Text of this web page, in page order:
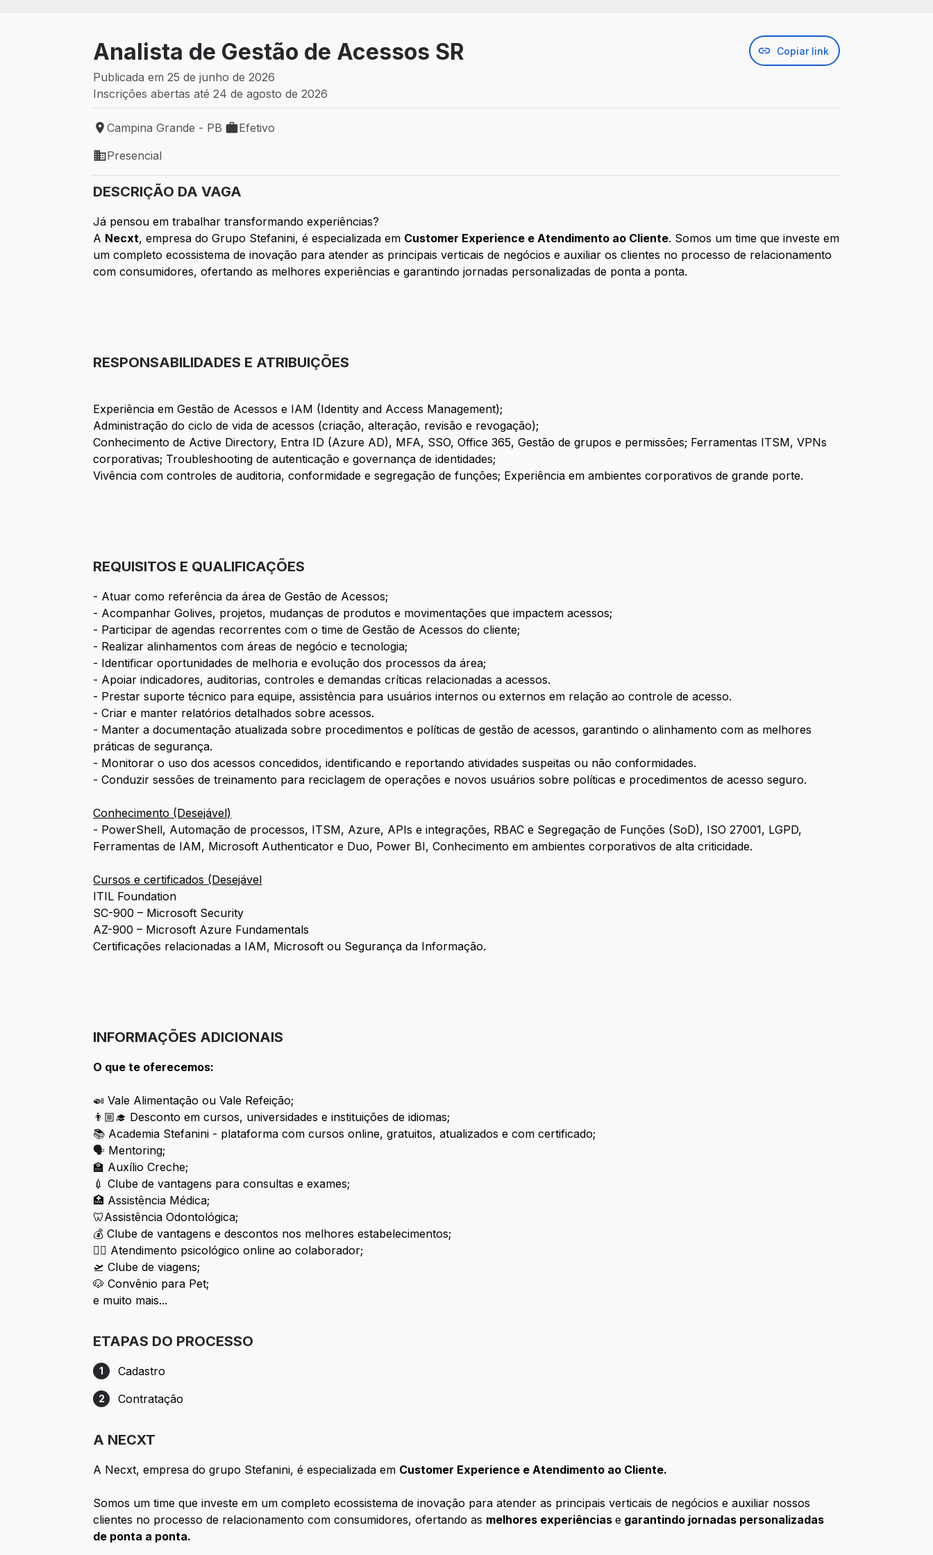
Analista de Gestão de Acessos SR Copiar link
Publicada em 25 de junho de 2026
Inscrições abertas até 24 de agosto de 2026
Local de trabalho: Campina Grande - PB
Campina Grande - PB
Tipo de vaga: Efetivo
Efetivo
Modelo de trabalho: Presencial
Presencial
DESCRIÇÃO DA VAGA
Já pensou em trabalhar transformando experiências?
A Necxt, empresa do Grupo Stefanini, é especializada em Customer Experience e Atendimento ao Cliente. Somos um time que investe em
um completo ecossistema de inovação para atender as principais verticais de negócios e auxiliar os clientes no processo de relacionamento
com consumidores, ofertando as melhores experiências e garantindo jornadas personalizadas de ponta a ponta.
RESPONSABILIDADES E ATRIBUIÇÕES
Experiência em Gestão de Acessos e IAM (Identity and Access Management);
Administração do ciclo de vida de acessos (criação, alteração, revisão e revogação);
Conhecimento de Active Directory, Entra ID (Azure AD), MFA, SSO, Office 365, Gestão de grupos e permissões; Ferramentas ITSM, VPNs
corporativas; Troubleshooting de autenticação e governança de identidades;
Vivência com controles de auditoria, conformidade e segregação de funções; Experiência em ambientes corporativos de grande porte.
REQUISITOS E QUALIFICAÇÕES
- Atuar como referência da área de Gestão de Acessos;
- Acompanhar Golives, projetos, mudanças de produtos e movimentações que impactem acessos;
- Participar de agendas recorrentes com o time de Gestão de Acessos do cliente;
- Realizar alinhamentos com áreas de negócio e tecnologia;
- Identificar oportunidades de melhoria e evolução dos processos da área;
- Apoiar indicadores, auditorias, controles e demandas críticas relacionadas a acessos.
- Prestar suporte técnico para equipe, assistência para usuários internos ou externos em relação ao controle de acesso.
- Criar e manter relatórios detalhados sobre acessos.
- Manter a documentação atualizada sobre procedimentos e políticas de gestão de acessos, garantindo o alinhamento com as melhores
práticas de segurança.
- Monitorar o uso dos acessos concedidos, identificando e reportando atividades suspeitas ou não conformidades.
- Conduzir sessões de treinamento para reciclagem de operações e novos usuários sobre políticas e procedimentos de acesso seguro.
Conhecimento (Desejável)
- PowerShell, Automação de processos, ITSM, Azure, APIs e integrações, RBAC e Segregação de Funções (SoD), ISO 27001, LGPD,
Ferramentas de IAM, Microsoft Authenticator e Duo, Power BI, Conhecimento em ambientes corporativos de alta criticidade.
Cursos e certificados (Desejável
ITIL Foundation
SC-900 – Microsoft Security
AZ-900 – Microsoft Azure Fundamentals
Certificações relacionadas a IAM, Microsoft ou Segurança da Informação.
INFORMAÇÕES ADICIONAIS
O que te oferecemos:
🍛Vale Alimentação ou Vale Refeição;
👨🏼‍🎓 Desconto em cursos, universidades e instituições de idiomas;
📚 Academia Stefanini - plataforma com cursos online, gratuitos, atualizados e com certificado;
🗣 Mentoring;
🏫 Auxílio Creche;
💉Clube de vantagens para consultas e exames;
🏥 Assistência Médica;
🦷Assistência Odontológica;
💰Clube de vantagens e descontos nos melhores estabelecimentos;
👂🏾 Atendimento psicológico online ao colaborador;
🛫Clube de viagens;
🐶Convênio para Pet;
e muito mais...
ETAPAS DO PROCESSO
Etapa 1: Cadastro
1 Cadastro
Etapa 2: Contratação
2 Contratação
A NECXT
A Necxt, empresa do grupo Stefanini, é especializada em Customer Experience e Atendimento ao Cliente.
Somos um time que investe em um completo ecossistema de inovação para atender as principais verticais de negócios e auxiliar nossos
clientes no processo de relacionamento com consumidores, ofertando as melhores experiênciase garantindo jornadas personalizadas
de ponta a ponta.